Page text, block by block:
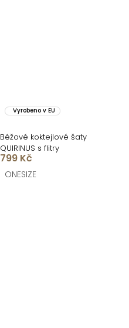
Vyrobeno v EU
Béžové koktejlové šaty
QUIRINUS s flitry
799 Kč
ONESIZE